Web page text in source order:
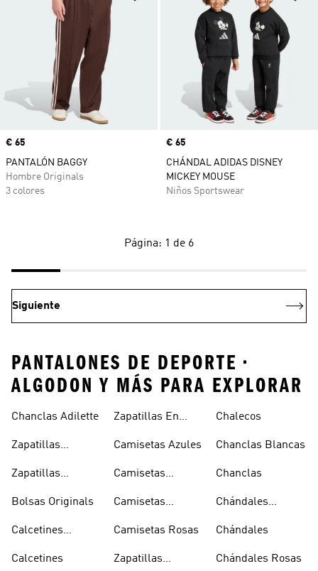
Precio
€ 65
PANTALÓN BAGGY
Hombre Originals
3 colores
Precio
€ 65
CHÁNDAL ADIDAS DISNEY
MICKEY MOUSE
Niños Sportswear
Página: 1 de 6
Siguiente
PANTALONES DE DEPORTE •
ALGODON Y MÁS PARA EXPLORAR
Chanclas Adilette
Zapatillas
Zapatillas
Blancas
Bolsas Originals
Calcetines
Blancos
Calcetines
Zapatillas En
Camisetas Azules
Camisetas
Camisetas
Camisetas Rosas
Zapatillas
Chalecos
Chanclas Blancas
Chanclas
Chándales
Chándales
Chándales Rosas